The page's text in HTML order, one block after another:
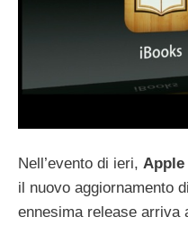
Nell’evento di ieri, Apple
il nuovo aggiornamento di
ennesima release arriva